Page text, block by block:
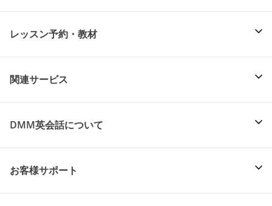
レッスン予約・教材
関連サービス
DMM英会話について
お客様サポート